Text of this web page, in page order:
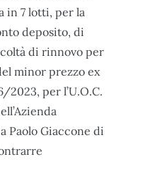
in 7 lotti, per la
deposito, di
di rinnovo per
minor prezzo ex
2023, per l’U.O.C.
Paolo Giaccone di